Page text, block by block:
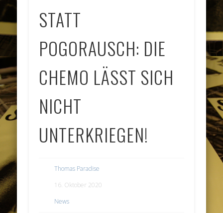
STATT
POGORAUSCH: DIE
CHEMO LÄSST SICH
NICHT
UNTERKRIEGEN!
Thomas Paradise
16. Oktober 2020
News